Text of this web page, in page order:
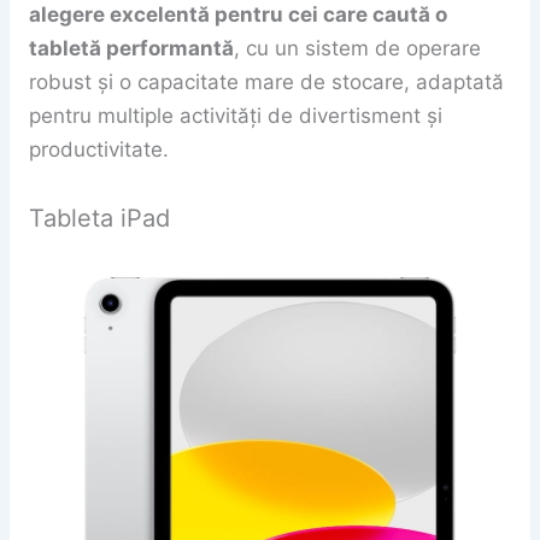
alegere excelentă pentru cei care caută o
tabletă performantă, cu un sistem de operare
robust și o capacitate mare de stocare, adaptată
pentru multiple activități de divertisment și
productivitate.
Tableta iPad